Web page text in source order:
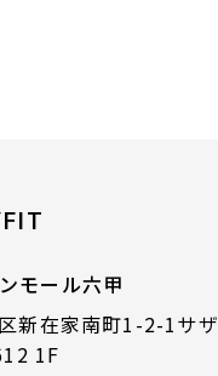
モール六甲
新在家南町1-2-1サザ
1F